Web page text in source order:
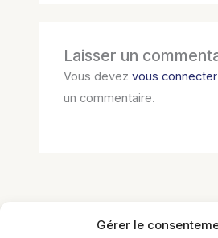
Gérer le
Laisser un
Vous devezvous connecter
un commentaire.